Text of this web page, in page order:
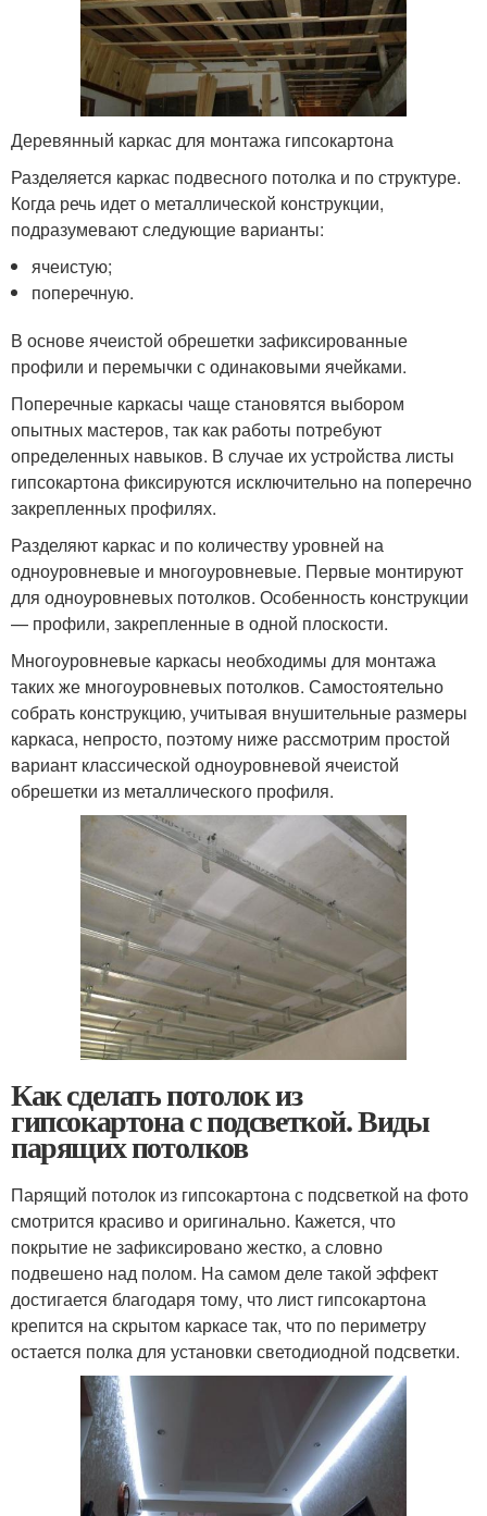
Деревянный каркас для монтажа гипсокартона
Разделяется каркас подвесного потолка и по структуре.
Когда речь идет о металлической конструкции,
подразумевают следующие варианты:
ячеистую;
поперечную.
В основе ячеистой обрешетки зафиксированные
профили и перемычки с одинаковыми ячейками.
Поперечные каркасы чаще становятся выбором
опытных мастеров, так как работы потребуют
определенных навыков. В случае их устройства листы
гипсокартона фиксируются исключительно на поперечно
закрепленных профилях.
Разделяют каркас и по количеству уровней на
одноуровневые и многоуровневые. Первые монтируют
для одноуровневых потолков. Особенность конструкции
— профили, закрепленные в одной плоскости.
Многоуровневые каркасы необходимы для монтажа
таких же многоуровневых потолков. Самостоятельно
собрать конструкцию, учитывая внушительные размеры
каркаса, непросто, поэтому ниже рассмотрим простой
вариант классической одноуровневой ячеистой
обрешетки из металлического профиля.
Как сделать потолок из
гипсокартона с подсветкой. Виды
парящих потолков
Парящий потолок из гипсокартона с подсветкой на фото
смотрится красиво и оригинально. Кажется, что
покрытие не зафиксировано жестко, а словно
подвешено над полом. На самом деле такой эффект
достигается благодаря тому, что лист гипсокартона
крепится на скрытом каркасе так, что по периметру
остается полка для установки светодиодной подсветки.